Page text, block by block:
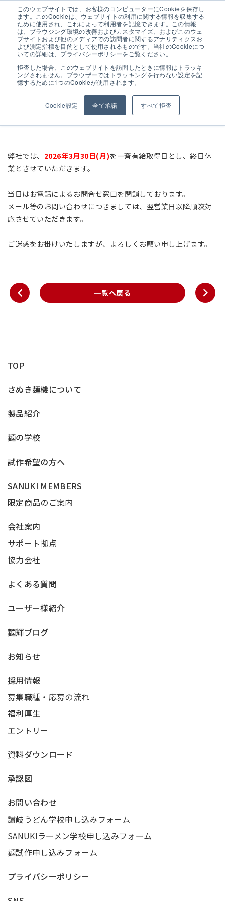
このウェブサイトでは、お客様のコンピューターにCookieを保存し
ます。このCookieは、ウェブサイトの利用に関する情報を収集する
ために使用され、これによって利用者を記憶できます。この情報
は、ブラウジング環境の改善およびカスタマイズ、およびこのウェ
ブサイトおよび他のメディアでの訪問者に関するアナリティクスお
よび測定指標を目的として使用されるものです。当社のCookieにつ
いての詳細は、プライバシーポリシーをご覧ください。
拒否した場合、このウェブサイトを訪問したときに情報はトラッキ
ングされません。ブラウザーではトラッキングを行わない設定を記
憶するために1つのCookieが使用されます。
Cookie設定 全て承諾 すべて拒否
休業のおしらせ
お知らせ 展示会情報
展示会
イベント
学校
弊社では、 2026年3月30日(月)を一斉有給取得日とし、終日休
業とさせていただきます。
当日はお電話によるお問合せ窓口を閉鎖しております。
メール等のお問い合わせにつきましては、翌営業日以降順次対
応させていただきます。
ご迷惑をお掛けいたしますが、よろしくお願い申し上げます。
一覧へ戻る
TOP
さぬき麺機について
製品紹介
麺の学校
試作希望の方へ
SANUKI MEMBERS
限定商品のご案内
会社案内
サポート拠点
協力会社
よくある質問
ユーザー様紹介
麺輝ブログ
お知らせ
採用情報
募集職種・応募の流れ
福利厚生
エントリー
資料ダウンロード
承認図
お問い合わせ
讃岐うどん学校申し込みフォーム
SANUKIラーメン学校申し込みフォーム
麺試作申し込みフォーム
プライバシーポリシー